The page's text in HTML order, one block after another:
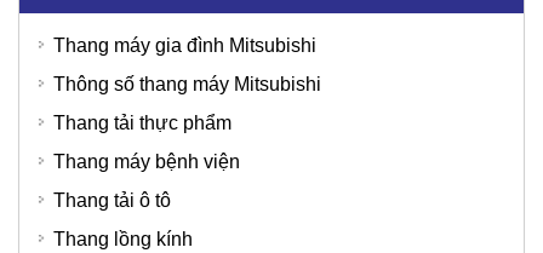
Thang máy gia đình Mitsubishi
Thông số thang máy Mitsubishi
Thang tải thực phẩm
Thang máy bệnh viện
Thang tải ô tô
Thang lồng kính